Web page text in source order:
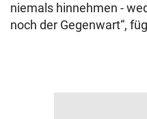
niemals hinnehmen -
noch der Gegenwart“,